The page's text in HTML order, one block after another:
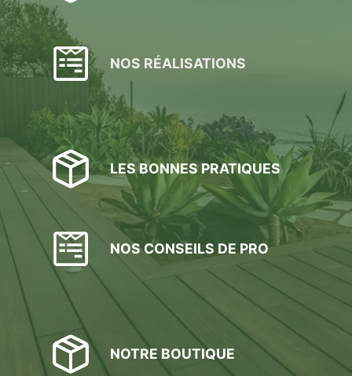
NOS RÉALISATIONS
LES BONNES PRATIQUES
NOS CONSEILS DE PRO
NOTRE BOUTIQUE